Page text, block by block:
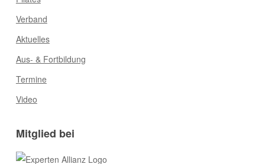
Verband
Aktuelles
Aus- & Fortbildung
Termine
Video
Mitglied bei